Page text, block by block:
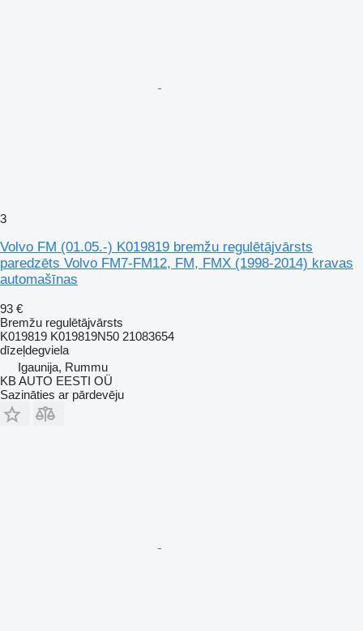
3
Volvo FM (01.05.-) K019819 bremžu regulētājvārsts
paredzēts Volvo FM7-FM12, FM, FMX (1998-2014) kravas
automašīnas
93 €
Bremžu regulētājvārsts
K019819 K019819N50 21083654
dīzeļdegviela
Igaunija, Rummu
KB AUTO EESTI OÜ
Sazināties ar pārdevēju